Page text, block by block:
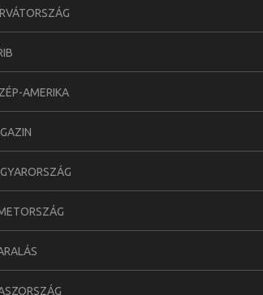
AMERIKA